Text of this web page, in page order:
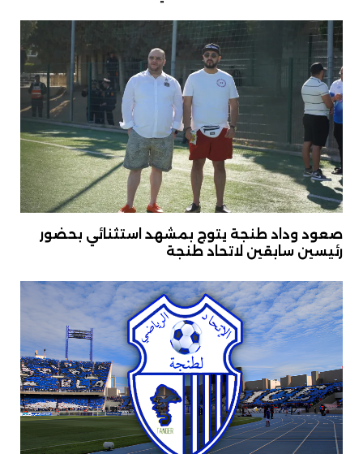
صعود وداد طنجة يتوج بمشهد استثنائي بحضور
رئيسين سابقين لاتحاد طنجة